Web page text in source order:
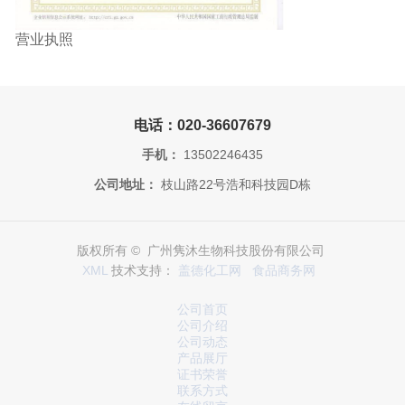
营业执照
电话：020-36607679
手机： 13502246435
公司地址： 枝山路22号浩和科技园D栋
版权所有 © 广州隽沐生物科技股份有限公司
XML 技术支持： 盖德化工网 食品商务网
公司首页
公司介绍
公司动态
产品展厅
证书荣誉
联系方式